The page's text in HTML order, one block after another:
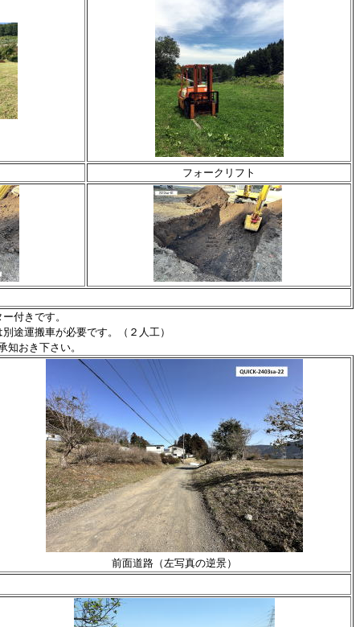
フォークリフト
付きです。
運搬車が必要です。（２人工）
おき下さい。
前面道路（左写真の逆景）